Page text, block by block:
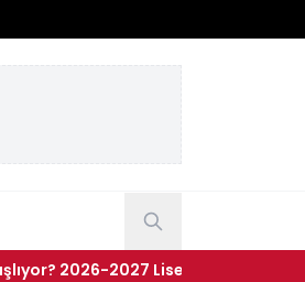
2027 Lise kayıtları nasıl